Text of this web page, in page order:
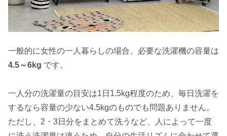
一般的に女性の一人暮らしの場合、必要な洗濯機の容量は
4.5～6kg です。
一人分の洗濯量の目安は1日1.5kg程度のため、毎日洗濯を
するなら容量の少ない4.5kgのものでも問題ありません。
ただし、2・3日分をまとめて洗うなど、人によって一度